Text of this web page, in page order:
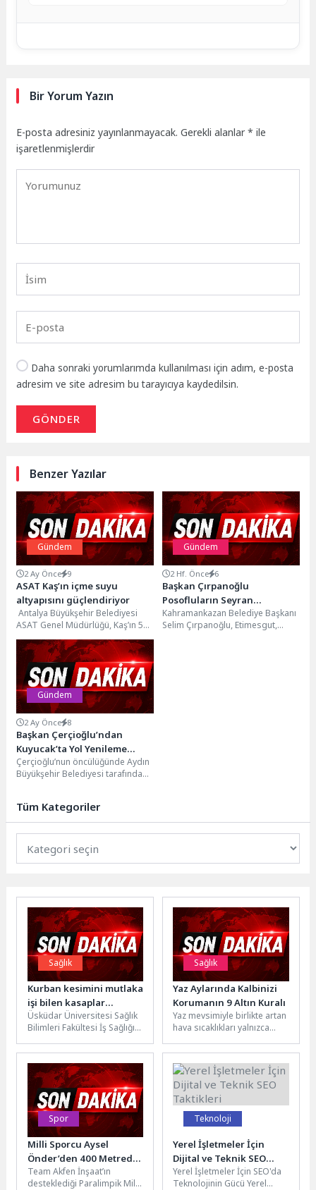
Bir Yorum Yazın
E-posta adresiniz yayınlanmayacak. Gerekli alanlar* ile
işaretlenmişlerdir
Daha sonraki yorumlarımda kullanılması için adım, e-posta
adresim ve site adresim bu tarayıcıya kaydedilsin.
GÖNDER
Benzer Yazılar
Gündem
2 Ay Önce 9
ASAT Kaş’ın içme suyu
altyapısını güçlendiriyor
Antalya Büyükşehir Belediyesi
ASAT Genel Müdürlüğü, Kaş’ın 54
mahallesinde içme suyu
altyapısını güçlendirmek amacıyla
çalışmalarını...
Gündem
2 Hf. Önce 6
Başkan Çırpanoğlu
Posofluların Seyran
Şenliği’ne Katıldı
Kahramankazan Belediye Başkanı
Selim Çırpanoğlu, Etimesgut,
Gündem
2 Ay Önce 8
Başkan Çerçioğlu’ndan
Kuyucak’ta Yol Yenileme
Çalışması
Çerçioğlu’nun öncülüğünde Aydın
Büyükşehir Belediyesi tarafından
Tüm Kategoriler
Sağlık
Kurban kesimini mutlaka
işi bilen kasaplar
yapmalı!
Üsküdar Üniversitesi Sağlık
Bilimleri Fakültesi İş Sağlığı
Dr. Öğr. Üyesi Rüştü...
Sağlık
Yaz Aylarında Kalbinizi
Korumanın 9 Altın Kuralı
Yaz mevsimiyle birlikte artan
hava sıcaklıkları yalnızca
değil, kalp ve damar
sağlığını...
Spor
Milli Sporcu Aysel
Önder’den 400 Metrede
Türkiye Şampiyonluğu
Team Akfen İnşaat’ın
desteklediği Paralimpik Milli
Teknoloji
Yerel İşletmeler İçin
Dijital ve Teknik SEO
Taktikleri
Yerel İşletmeler İçin SEO'da
Teknolojinin Gücü Yerel